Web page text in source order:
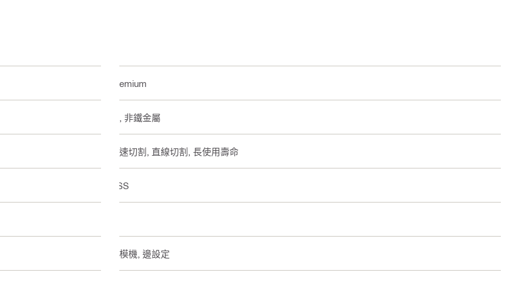
Premium
鋁, 非鐵金屬
快速切割, 直線切割, 長使用壽命
HSS
齒模機, 邊設定